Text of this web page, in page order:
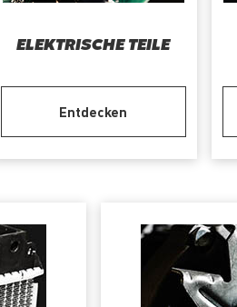
ELEKTRISCHE TEILE
Entdecken